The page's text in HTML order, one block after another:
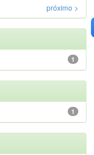
próximo >
1
1